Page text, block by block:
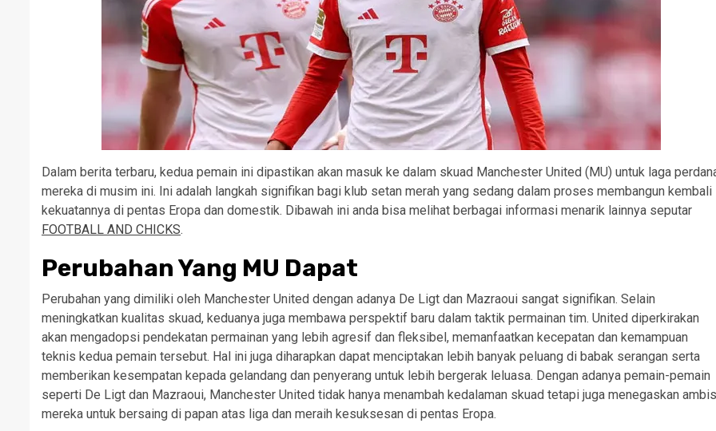
Dalam berita terbaru, kedua pemain ini dipastikan akan masuk ke dalam skuad Manchester United (MU) untuk laga
mereka di musim ini. Ini adalah langkah signifikan bagi klub setan merah yang sedang dalam proses membangun kembali
kekuatannya di pentas Eropa dan domestik. Dibawah ini anda bisa melihat berbagai informasi menarik lainnya seputar
FOOTBALL AND CHICKS.
Perubahan Yang MU Dapat
Perubahan yang dimiliki oleh Manchester United dengan adanya De Ligt dan Mazraoui sangat signifikan. Selain
meningkatkan kualitas skuad, keduanya juga membawa perspektif baru dalam taktik permainan tim. United diperkirakan
akan mengadopsi pendekatan permainan yang lebih agresif dan fleksibel, memanfaatkan kecepatan dan kemampuan
teknis kedua pemain tersebut. Hal ini juga diharapkan dapat menciptakan lebih banyak peluang di babak serangan serta
memberikan kesempatan kepada gelandang dan penyerang untuk lebih bergerak leluasa. Dengan adanya pemain-pemain
seperti De Ligt dan Mazraoui, Manchester United tidak hanya menambah kedalaman skuad tetapi juga menegaskan
mereka untuk bersaing di papan atas liga dan meraih kesuksesan di pentas Eropa.